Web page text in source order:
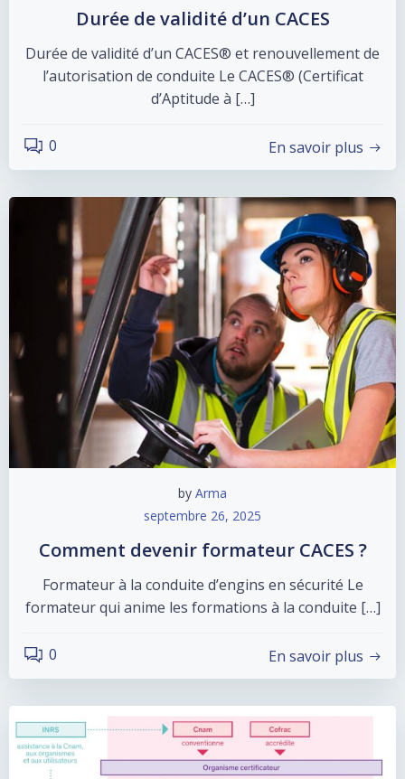
Durée de validité d’un CACES
Durée de validité d’un CACES® et renouvellement de
l’autorisation de conduite Le CACES® (Certificat
d’Aptitude à […]
0 En savoir plus
by Arma
septembre 26, 2025
Comment devenir formateur CACES ?
Formateur à la conduite d’engins en sécurité Le
formateur qui anime les formations à la conduite […]
0 En savoir plus